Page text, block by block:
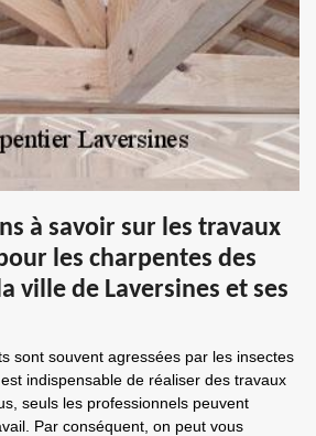
à savoir sur les travaux
les charpentes des
ville de Laversines et ses
sont souvent agressées par les insectes
indispensable de réaliser des travaux
seuls les professionnels peuvent
Par conséquent, on peut vous